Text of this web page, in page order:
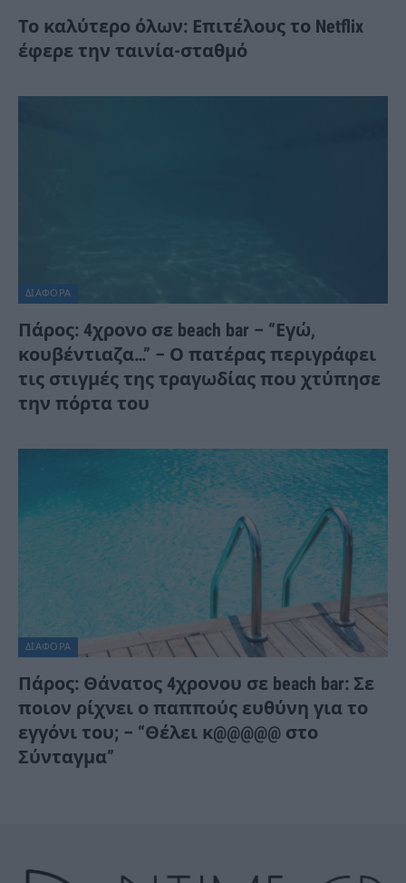
Το καλύτερο όλων: Επιτέλους το Netflix
έφερε την ταινία-σταθμό
ΔΙΆΦΟΡΑ
Πάρος: 4χρονο σε beach bar – “Εγώ,
κουβέντιαζα…” – Ο πατέρας περιγράφει
τις στιγμές της τραγωδίας που χτύπησε
την πόρτα του
ΔΙΆΦΟΡΑ
Πάρος: Θάνατος 4χρονου σε beach bar: Σε
ποιον ρίχνει ο παππούς ευθύνη για το
εγγόνι του; – “Θέλει κ@@@@@ στο
Σύνταγμα”